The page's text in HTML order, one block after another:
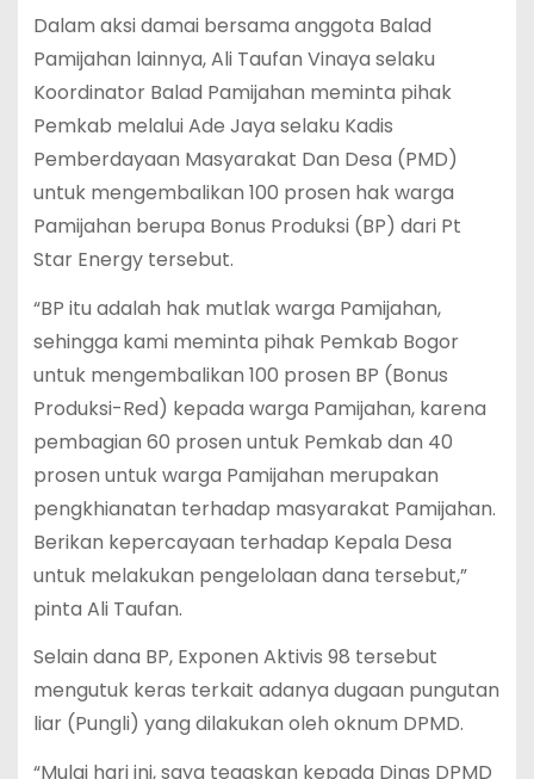
Dalam aksi damai bersama anggota Balad
Pamijahan lainnya, Ali Taufan Vinaya selaku
Koordinator Balad Pamijahan meminta pihak
Pemkab melalui Ade Jaya selaku Kadis
Pemberdayaan Masyarakat Dan Desa (PMD)
untuk mengembalikan 100 prosen hak warga
Pamijahan berupa Bonus Produksi (BP) dari Pt
Star Energy tersebut.
“BP itu adalah hak mutlak warga Pamijahan,
sehingga kami meminta pihak Pemkab Bogor
untuk mengembalikan 100 prosen BP (Bonus
Produksi-Red) kepada warga Pamijahan, karena
pembagian 60 prosen untuk Pemkab dan 40
prosen untuk warga Pamijahan merupakan
pengkhianatan terhadap masyarakat Pamijahan.
Berikan kepercayaan terhadap Kepala Desa
untuk melakukan pengelolaan dana tersebut,”
pinta Ali Taufan.
Selain dana BP, Exponen Aktivis 98 tersebut
mengutuk keras terkait adanya dugaan pungutan
liar (Pungli) yang dilakukan oleh oknum DPMD.
“Mulai hari ini, saya tegaskan kepada Dinas DPMD